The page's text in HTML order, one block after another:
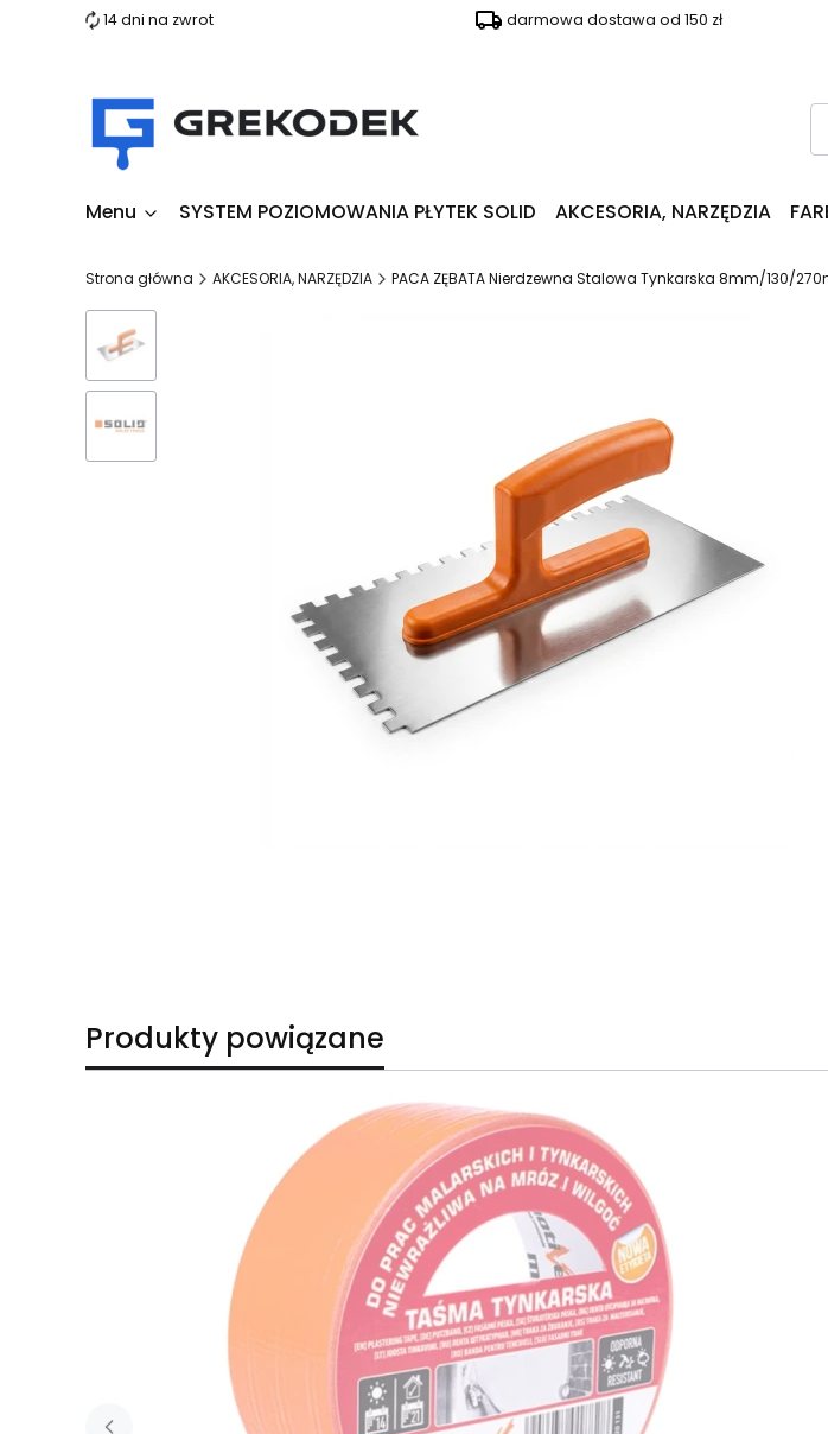
14 dni na zwrot darmowa dostawa od 150 zł
Menu SYSTEM POZIOMOWANIA PŁYTEK SOLID AKCESORIA, NARZĘDZIA
Strona główna AKCESORIA, NARZĘDZIA PACA ZĘBATA Nierdzewna Stalowa Tynkarska 8mm/130/
Produkty powiązane